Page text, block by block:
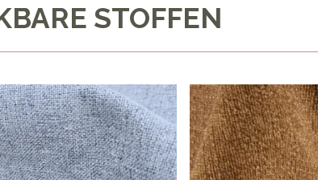
STOFFEN